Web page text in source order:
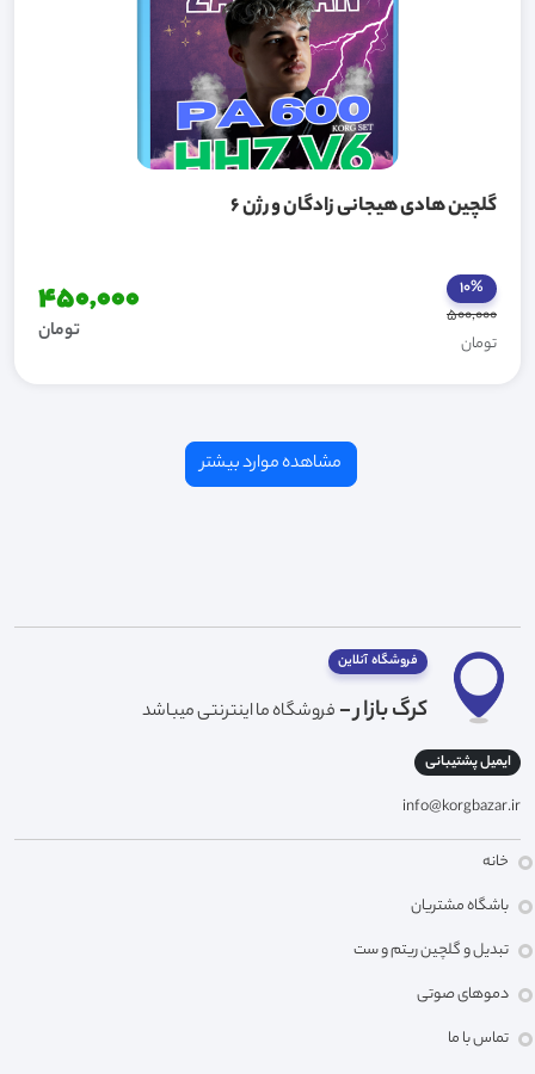
گلچین هادی هیجانی زادگان ورژن 6
10%
500,000
تومان
450,000
تومان
فروشگاه آنلاین
کرگ بازار - فروشگاه ما اینترنتی میباشد
ایمیل پشتیبانی
info@korgbazar.ir
خانه
باشگاه مشتریان
تبدیل و گلچین ریتم و ست
دموهای صوتی
تماس با ما